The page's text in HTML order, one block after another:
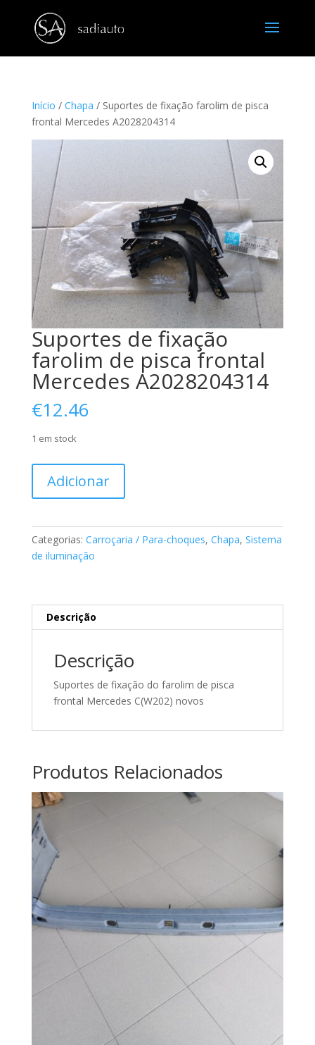
Início / Chapa / Suportes de fixação farolim de pisca
frontal Mercedes A2028204314
Suportes de fixação
farolim de pisca frontal
Mercedes A2028204314
€12.46
1 em stock
fixação
farolim
Mercedes
A2028204314
Adicionar
Categorias: Carroçaria / Para-choques, Chapa, Sistema
de iluminação
Descrição
Descrição
Suportes de fixação do farolim de pisca
frontal Mercedes C(W202) novos
Produtos Relacionados